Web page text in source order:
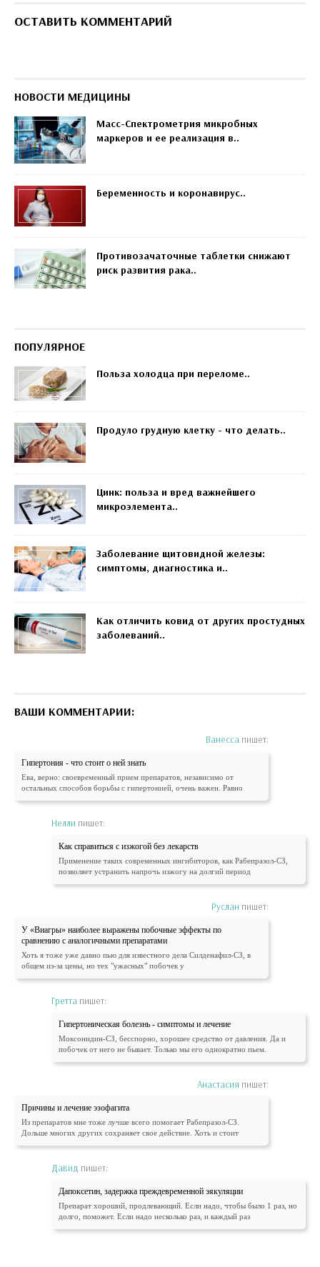
ОСТАВИТЬ КОММЕНТАРИЙ
НОВОСТИ МЕДИЦИНЫ
Масс-Спектрометрия микробных
маркеров и ее реализация в..
Беременность и коронавирус..
Противозачаточные таблетки снижают
риск развития рака..
ПОПУЛЯРНОЕ
Польза холодца при переломе..
Продуло грудную клетку - что делать..
Цинк: польза и вред важнейшего
микроэлемента..
Заболевание щитовидной железы:
симптомы, диагностика и..
Как отличить ковид от других простудных
заболеваний..
ВАШИ КОММЕНТАРИИ:
Ванесса пишет:
Гипертония - что стоит о ней знать
Ева, верно: своевременный прием препаратов, независимо от
остальных способов борьбы с гипертонией, очень важен. Равно
Нелли пишет:
Как справиться с изжогой без лекарств
Применение таких современных ингибиторов, как Рабепразол-СЗ,
позволяет устранить напрочь изжогу на долгий период
Руслан пишет:
У «Виагры» наиболее выражены побочные эффекты по
сравнению с аналогичными препаратами
Хоть я тоже уже давно пью для известного дела Силденафил-СЗ, в
общем из-за цены, но тех "ужасных" побочек у
Гретта пишет:
Гипертоническая болезнь - симптомы и лечение
Моксонидин-СЗ, бесспорно, хорошее средство от давления. Да и
побочек от него не бывает. Только мы его однократно пьем.
Анастасия пишет:
Причины и лечение эзофагита
Из препаратов мне тоже лучше всего помогает Рабепразол-СЗ.
Дольше многих других сохраняет свое действие. Хоть и стоит
Давид пишет:
Дапоксетин, задержка преждевременной эякуляции
Препарат хороший, продлевающий. Если надо, чтобы было 1 раз, но
долго, поможет. Если надо несколько раз, и каждый раз